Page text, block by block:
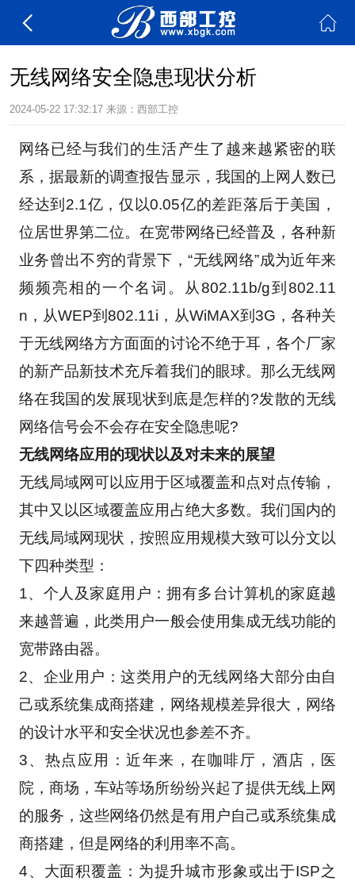
无线网络安全隐患现状分析
2024-05-22 17:32:17 来源：西部工控
网络已经与我们的生活产生了越来越紧密的联
系，据最新的调查报告显示，我国的上网人数已
经达到2.1亿，仅以0.05亿的差距落后于美国，
位居世界第二位。在宽带网络已经普及，各种新
业务曾出不穷的背景下，“无线网络”成为近年来
频频亮相的一个名词。从802.11b/g到802.11
n，从WEP到802.11i，从WiMAX到3G，各种关
于无线网络方方面面的讨论不绝于耳，各个厂家
的新产品新技术充斥着我们的眼球。那么无线网
络在我国的发展现状到底是怎样的?发散的无线
网络信号会不会存在安全隐患呢?
无线网络应用的现状以及对未来的展望
无线局域网可以应用于区域覆盖和点对点传输，
其中又以区域覆盖应用占绝大多数。我们国内的
无线局域网现状，按照应用规模大致可以分文以
下四种类型：
1、个人及家庭用户：拥有多台计算机的家庭越
来越普遍，此类用户一般会使用集成无线功能的
宽带路由器。
2、企业用户：这类用户的无线网络大部分由自
己或系统集成商搭建，网络规模差异很大，网络
的设计水平和安全状况也参差不齐。
3、热点应用：近年来，在咖啡厅，酒店，医
院，商场，车站等场所纷纷兴起了提供无线上网
的服务，这些网络仍然是有用户自己或系统集成
商搭建，但是网络的利用率不高。
4、大面积覆盖：为提升城市形象或出于ISP之